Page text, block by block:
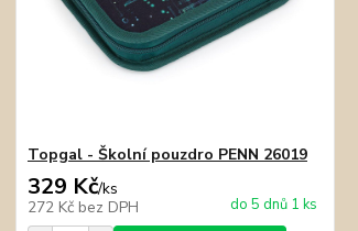
Topgal - Školní pouzdro PENN 26019
329 Kč/ks
272 Kč bez DPH do 5 dnů 1 ks